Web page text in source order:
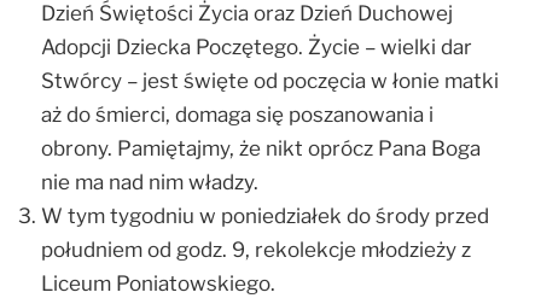
Dzień Świętości Życia oraz Dzień Duchowej
Adopcji Dziecka Poczętego. Życie – wielki dar
Stwórcy – jest święte od poczęcia w łonie matki
aż do śmierci, domaga się poszanowania i
obrony. Pamiętajmy, że nikt oprócz Pana Boga
nie ma nad nim władzy.
W tym tygodniu w poniedziałek do środy przed
południem od godz. 9, rekolekcje młodzieży z
Liceum Poniatowskiego.